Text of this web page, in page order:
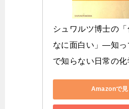
シュワルツ博士の
なに面白い」―知っ
で知らない日常の化
Amazonで見